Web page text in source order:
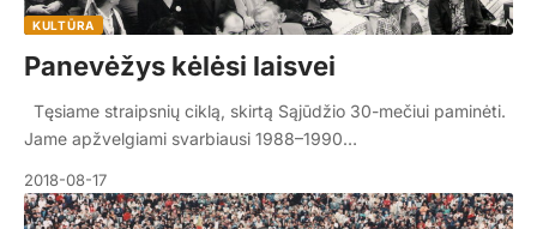
KULTŪRA
Panevėžys kėlėsi laisvei
Tęsiame straipsnių ciklą, skirtą Sąjūdžio 30-mečiui paminėti.
Jame apžvelgiami svarbiausi 1988–1990…
2018-08-17